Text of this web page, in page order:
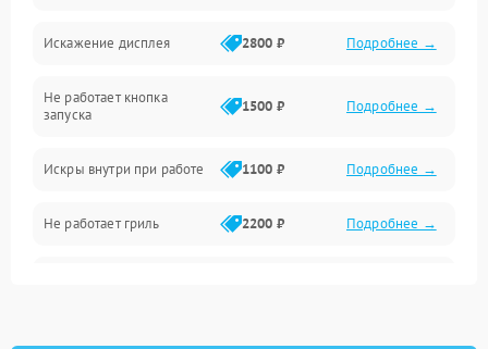
Питание и запуск
Нагрев и приготовление
Программное обеспечение
Искажение дисплея 2800 ₽ Подробнее →
Не работает кнопка
запуска
1500 ₽ Подробнее →
Искры внутри при работе 1100 ₽ Подробнее →
Не работает гриль 2200 ₽ Подробнее →